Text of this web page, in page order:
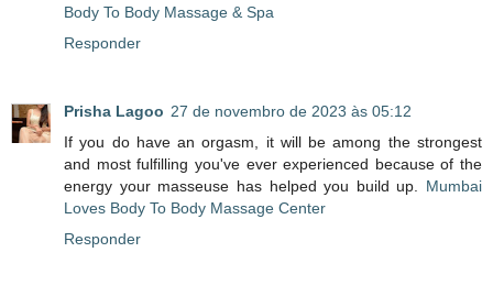
Body To Body Massage & Spa
Responder
Prisha Lagoo 27 de novembro de 2023 às 05:12
If you do have an orgasm, it will be among the strongest
and most fulfilling you've ever experienced because of the
energy your masseuse has helped you build up. Mumbai
Loves Body To Body Massage Center
Responder